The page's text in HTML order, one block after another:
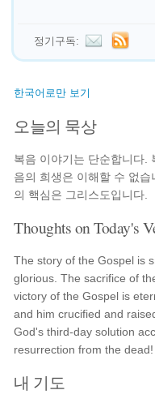
정기구독:
한국어로만 보기
오늘의 묵상
복음 이야기는 단순합니다.
음의 희생은 이해할 수 없
의 핵심은 그리스도입니다.
Thoughts on Today's
The story of the Gospel is
glorious. The sacrifice of
victory of the Gospel is
and him crucified and
God's third-day solution
resurrection from the dead!
내 기도